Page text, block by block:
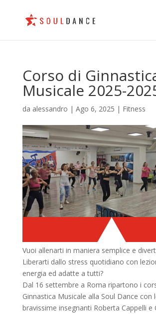
Corso di
Musicale 2025-
da alessandro | Ago 6, 2025 | Fitness
Vuoi allenarti in maniera semplice e
Liberarti dallo stress quotidiano con
energia ed adatte a tutti?
Dal 16 settembre a Roma ripartono i
Ginnastica Musicale alla Soul Dance con
bravissime insegnanti Roberta Cappelli e